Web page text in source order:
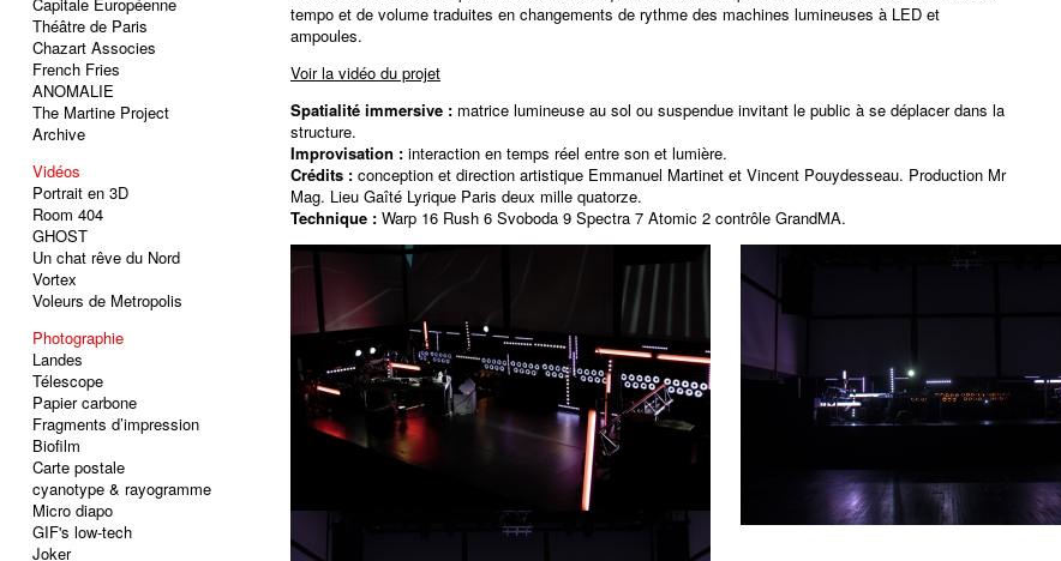
Théâtre de Paris
Chazart Associes
French Fries
ANOMALIE
The Martine Project
Archive
Vidéos
Portrait en 3D
Room 404
GHOST
Un chat rêve du Nord
Vortex
Voleurs de Metropolis
Photographie
Landes
Télescope
Papier carbone
Fragments d’impression
Biofilm
Carte postale
cyanotype & rayogramme
Micro diapo
GIF's low-tech
Joker
tempo et de volume traduites en changements de rythme des machines lumineuses à LED et
ampoules.
Voir la vidéo du projet
Spatialité immersive : matrice lumineuse au sol ou suspendue invitant le public à se déplacer dans la
structure.
Improvisation : interaction en temps réel entre son et lumière.
Crédits : conception et direction artistique Emmanuel Martinet et Vincent Pouydesseau. Production Mr
Mag. Lieu Gaîté Lyrique Paris deux mille quatorze.
Technique : Warp 16 Rush 6 Svoboda 9 Spectra 7 Atomic 2 contrôle GrandMA.